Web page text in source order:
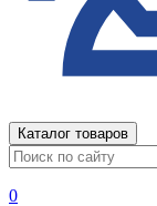
Каталог товаров
0